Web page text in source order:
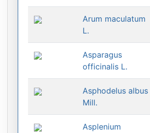
Arum maculatum
L.
Asparagus
officinalis L.
Asphodelus albus
Mill.
Asplenium